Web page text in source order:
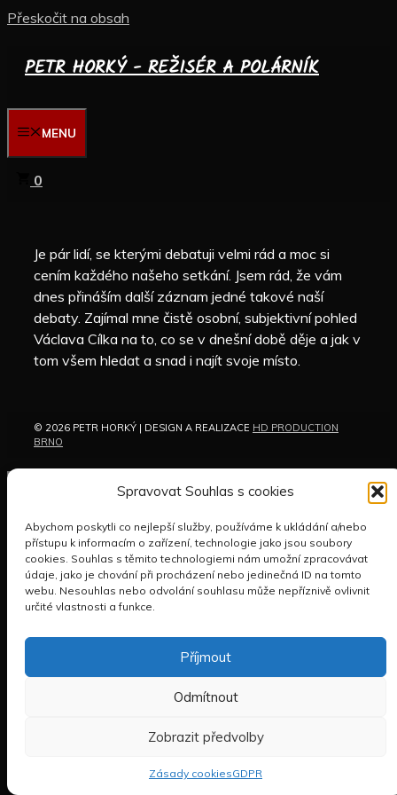
Spravovat Souhlas s cookies
Abychom poskytli co nejlepší služby, používáme k ukládání a/nebo
přístupu k informacím o zařízení, technologie jako jsou soubory
cookies. Souhlas s těmito technologiemi nám umožní zpracovávat
údaje, jako je chování při procházení nebo jedinečná ID na tomto
webu. Nesouhlas nebo odvolání souhlasu může nepříznivě ovlivnit
určité vlastnosti a funkce.
Příjmout
Odmítnout
Zobrazit předvolby
Zásady cookiesGDPR
Přeskočit na obsah
PETR HORKÝ - REŽISÉR A POLÁRNÍK
MENU
0
Je pár lidí, se kterými debatuji velmi rád a moc si
cením každého našeho setkání. Jsem rád, že vám
dnes přináším další záznam jedné takové naší
debaty. Zajímal mne čistě osobní, subjektivní pohled
Václava Cílka na to, co se v dnešní době děje a jak v
tom všem hledat a snad i najít svoje místo.
© 2026 PETR HORKÝ | DESIGN A REALIZACE HD PRODUCTION
BRNO